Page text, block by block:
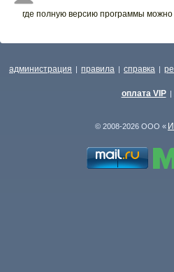
где полную версию программы можно
администрация | правила | справка |
оплата VIP |
© 2008-2026 ООО «